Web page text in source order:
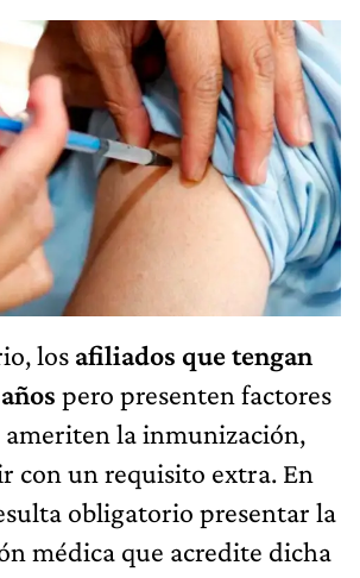
los afiliados que tengan
pero presenten factores
ameriten la inmunización,
con un requisito extra. En
obligatorio presentar la
médica que acredite dicha